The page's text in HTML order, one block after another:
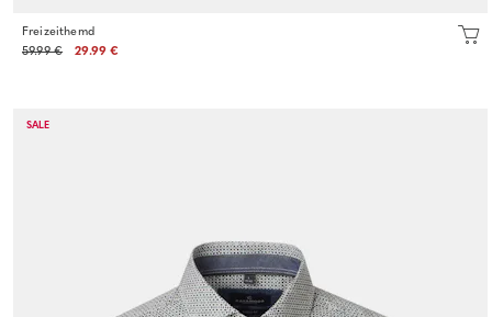
Freizeithemd
59.99 €
29.99 €
SALE